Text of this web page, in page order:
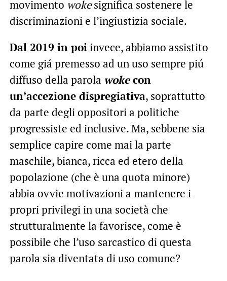
movimento wokesignifica sostenere le
discriminazioni e l’ingiustizia sociale.
Dal 2019 in poiinvece, abbiamo assistito
come giá premesso ad un uso sempre piú
diffuso della parola wokecon
un’accezione dispregiativa, soprattutto
da parte degli oppositori a politiche
progressiste ed inclusive. Ma, sebbene sia
semplice capire come mai la parte
maschile, bianca, ricca ed etero della
popolazione (che è una quota minore)
abbia ovvie motivazioni a mantenere i
propri privilegi in una società che
strutturalmente la favorisce, come è
possibile che l’uso sarcastico di questa
parola sia diventata di uso comune?